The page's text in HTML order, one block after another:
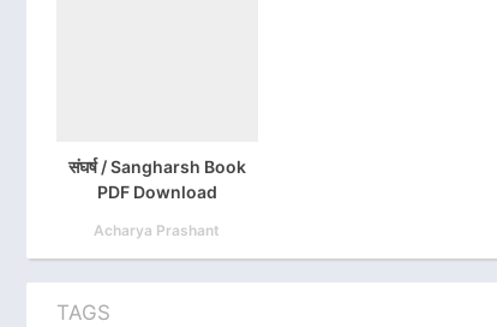
संघर्ष / Sangharsh Book
PDF Download
Acharya Prashant
TAGS